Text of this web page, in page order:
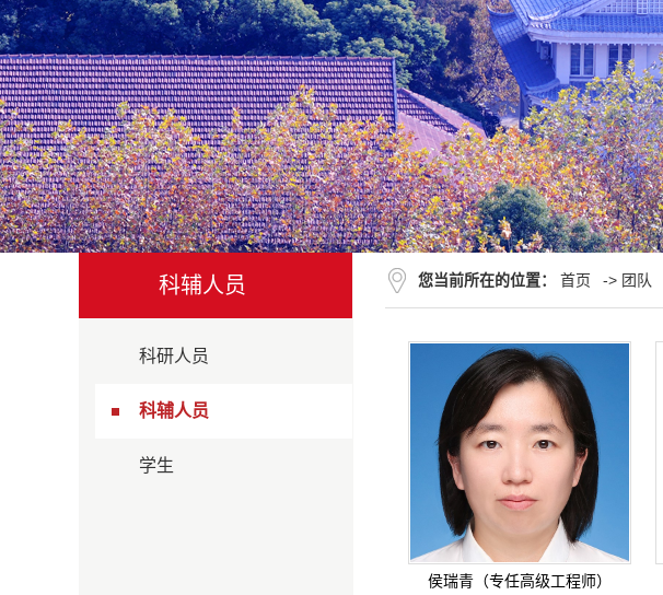
科辅人员
科研人员
科辅人员
学生
您当前所在的位置： 首页 -> 团队
侯瑞青（专任高级工程师）